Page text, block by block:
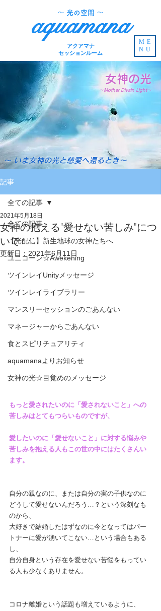
aquamana
​～ 光の空間 ～
アクアマナ
セッションルーム
ME
NU
～Mother Divain Light～
女神の光
～ いま女神の光と慈愛へ還るとき～
記事
全ての記事
【光配信】新生地球の女神たちへ
ユニコーン☆Awekening
ツインレイUnityメッセージ
ツインレイライブラリー
マンスリーセッションのごあんない
マネージャーからごあんない
食とスピリチュアリティ
aquamanaよりお知らせ
女神の光☆目覚めのメッセージ
全ての記事
女神の抱える"愛せない苦しみ"につ
いて
2021年5月18日
更新日： 2021年6月11日
もっと愛されたいのに「愛されないこと」への
苦しみはとてもつらいものですが、
愛したいのに「愛せないこと」に対する悩みや
苦しみを抱える人もこの世の中にはたくさんい
ます。
自分の親なのに、または自分の実の子供なのに
どうして愛せないんだろう…？という深刻なも
のから、
大好きで結婚したはずなのに今となってはパー
トナーに愛が湧いてこない…という場合もある
し、
自分自身という存在を愛せない苦悩をもってい
る人も少なくありません。
コロナ離婚という話題も増えているように、